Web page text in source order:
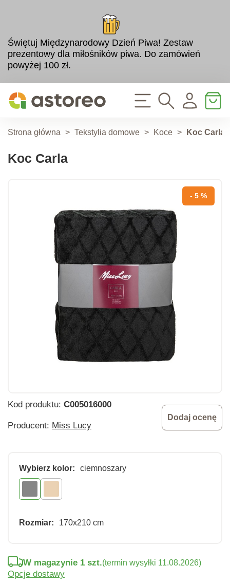
Świętuj Międzynarodowy Dzień Piwa! Zestaw
prezentowy dla miłośników piwa. Do zamówień
powyżej 100 zł.
Strona główna > Tekstylia domowe > Koce > Koc Carla
Koc Carla
- 5 %
Kod produktu: C005016000
Producent: Miss Lucy
Dodaj ocenę
Wybierz kolor: ciemnoszary
Rozmiar: 170x210 cm
W magazynie 1 szt.(termin wysyłki 11.08.2026)
Opcje dostawy